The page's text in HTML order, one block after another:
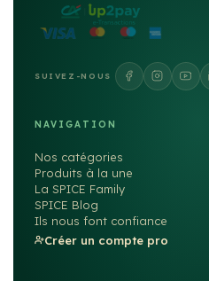
SUIVEZ-NOUS
NAVIGATION
Nos catégories
Produits à la une
La SPICE Family
SPICE Blog
Ils nous font confiance
Créer un compte pro